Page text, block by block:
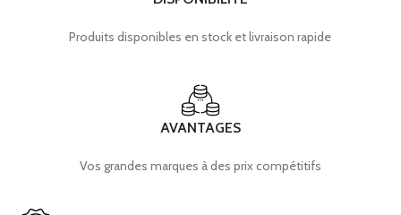
Produits disponibles en stock et livraison rapide
AVANTAGES
Vos grandes marques à des prix compétitifs